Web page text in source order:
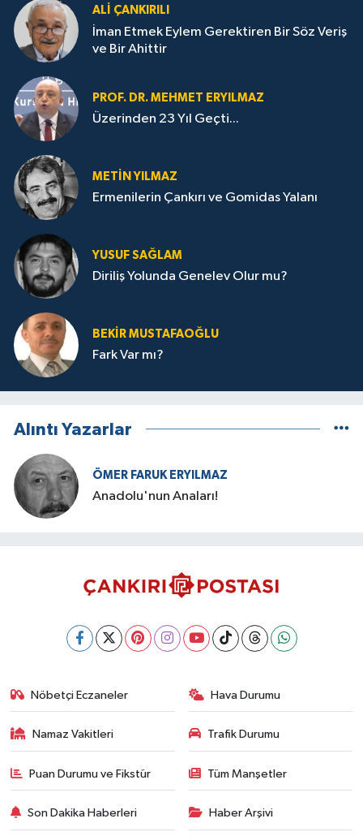
ALI ÇANKIRILI
İman Etmek Eylem Gerektiren Bir Söz Veriş
ve Bir Ahittir
PROF. DR. MEHMET ERYILMAZ
Üzerinden 23 Yıl Geçti...
METIN YILMAZ
Ermenilerin Çankırı ve Gomidas Yalanı
YUSUF SAĞLAM
Diriliş Yolunda Genelev Olur mu?
BEKIR MUSTAFAOĞLU
Fark Var mı?
Alıntı Yazarlar
ÖMER FARUK ERYILMAZ
Anadolu'nun Anaları!
Nöbetçi Eczaneler Hava Durumu
Namaz Vakitleri Trafik Durumu
Puan Durumu ve Fikstür Tüm Manşetler
Son Dakika Haberleri Haber Arşivi